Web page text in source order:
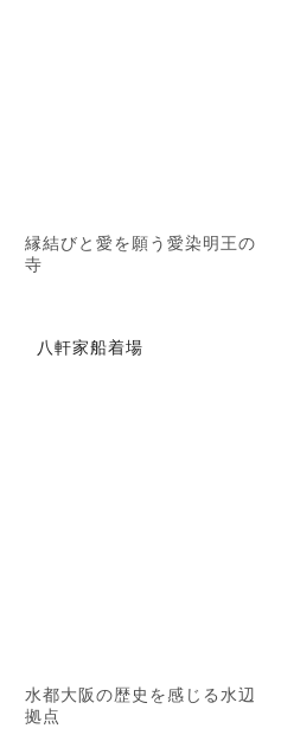
縁結びと愛を願う愛染明王の
寺
八軒家船着場
水都大阪の歴史を感じる水辺
拠点